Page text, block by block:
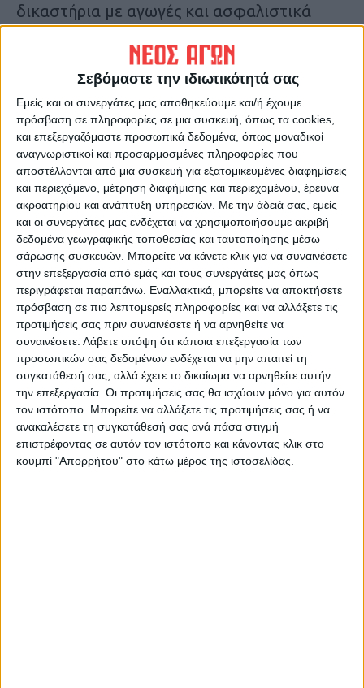
Σεβόμαστε την ιδιωτικότητά σας
Εμείς και οι συνεργάτες μας αποθηκεύουμε και/ή έχουμε
πρόσβαση σε πληροφορίες σε μια συσκευή, όπως τα cookies,
και επεξεργαζόμαστε προσωπικά δεδομένα, όπως μοναδικοί
αναγνωριστικοί και προσαρμοσμένες πληροφορίες που
αποστέλλονται από μια συσκευή για εξατομικευμένες διαφημίσεις
και περιεχόμενο, μέτρηση διαφήμισης και περιεχομένου, έρευνα
ακροατηρίου και ανάπτυξη υπηρεσιών. Με την άδειά σας, εμείς
και οι συνεργάτες μας ενδέχεται να χρησιμοποιήσουμε ακριβή
δεδομένα γεωγραφικής τοποθεσίας και ταυτοποίησης μέσω
σάρωσης συσκευών. Μπορείτε να κάνετε κλικ για να συναινέσετε
στην επεξεργασία από εμάς και τους συνεργάτες μας όπως
περιγράφεται παραπάνω. Εναλλακτικά, μπορείτε να αποκτήσετε
πρόσβαση σε πιο λεπτομερείς πληροφορίες και να αλλάξετε τις
προτιμήσεις σας πριν συναινέσετε ή να αρνηθείτε να
συναινέσετε. Λάβετε υπόψη ότι κάποια επεξεργασία των
προσωπικών σας δεδομένων ενδέχεται να μην απαιτεί τη
συγκατάθεσή σας, αλλά έχετε το δικαίωμα να αρνηθείτε αυτήν
την επεξεργασία. Οι προτιμήσεις σας θα ισχύουν μόνο για αυτόν
τον ιστότοπο. Μπορείτε να αλλάξετε τις προτιμήσεις σας ή να
ανακαλέσετε τη συγκατάθεσή σας ανά πάσα στιγμή
επιστρέφοντας σε αυτόν τον ιστότοπο και κάνοντας κλικ στο
κουμπί "Απορρήτου" στο κάτω μέρος της ιστοσελίδας.
δικαστήρια με αγωγές και ασφαλιστικά
μέτρα. «Δυστυχώς ενώ έχουν γίνει
ουσιαστικές κινήσεις, το υπουργείο δεν έχει
ανταποκριθεί για να δώσει λύσεις»
υπογράμμισε.
Το δεύτερο, συνέχισε, αφορά το
υγειονομικό πρωτόκολλο- αρχείο. «Δηλαδή
μιλάμε για το τί πρέπει να τηρεί ο
επαγγελματίας προκειμένου να μην
αντιμετωπίζει κανένα απολύτως πρόβλημα
σε ότι αφορά τα ελεγκτικά όργανα».